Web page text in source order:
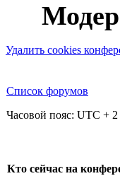
Удалить cookies
Список форумов
Часовой пояс: UTC + 2
Кто сейчас на